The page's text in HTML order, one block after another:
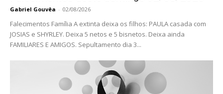
Gabriel Gouvêa - 02/08/2026
Falecimentos Família A extinta deixa os filhos: PAULA casada com
JOSIAS e SHYRLEY. Deixa 5 netos e 5 bisnetos. Deixa ainda
FAMILIARES E AMIGOS. Sepultamento dia 3...